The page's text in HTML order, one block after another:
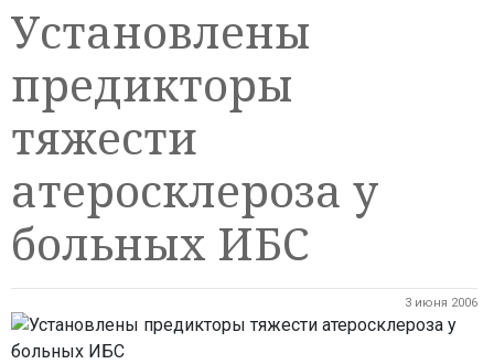
Установлены
предикторы
тяжести
атеросклероза у
больных ИБС
3 июня 2006